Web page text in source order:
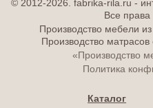
© 2012-2026. fabrika-rila.ru -
Все
Производство мебели
Производство
«Производство
Политика
Каталог